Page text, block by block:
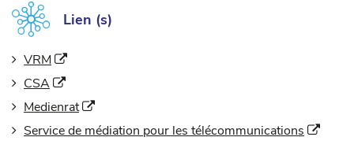
Lien (s)
VRM
(Nouvelle fenêtre)
CSA
(Nouvelle fenêtre)
Medienrat
(Nouvelle fenêtre)
Service de médiation pour les télécommunications